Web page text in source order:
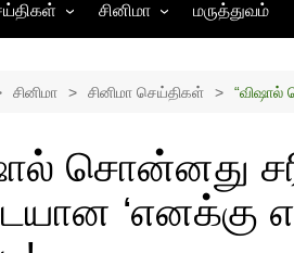
சினிமா
திரைவிமர்சனம்
மருத்துவம்
சினிமா சினிமா செய்திகள் “விஷால்
சொன்னது
‘எனக்கு